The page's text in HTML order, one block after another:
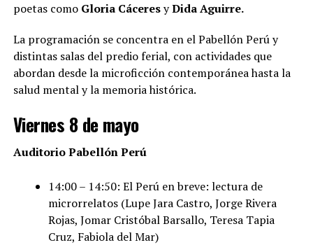
poetas como Gloria CáceresyDida Aguirre.
La programación se concentra en el Pabellón Perú y
distintas salas del predio ferial, con actividades que
abordan desde la microficción contemporánea hasta la
salud mental y la memoria histórica.
Viernes 8 de mayo
Auditorio Pabellón Perú
14:00 – 14:50: El Perú en breve: lectura de
microrrelatos (Lupe Jara Castro, Jorge Rivera
Rojas, Jomar Cristóbal Barsallo, Teresa Tapia
Cruz, Fabiola del Mar)